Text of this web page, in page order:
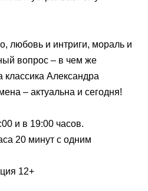
любовь и интриги, мораль и
вопрос – в чем же
классика Александра
– актуальна и сегодня!
и в 19:00 часов.
20 минут с одним
12+